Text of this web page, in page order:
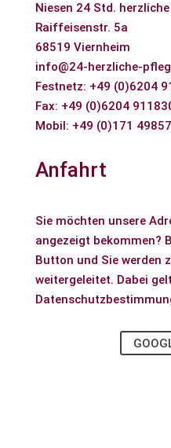
Niesen 24 Std.
Raiffeisenstr. 5a
68519 Viernheim
info@24-herzliche-
Festnetz: +49 (0)6204
Fax: +49 (0)6204
Mobil: +49 (0)171
Anfahrt
Sie möchten unsere
angezeigt bekommen?
Button und Sie werden
weitergeleitet. Dabei